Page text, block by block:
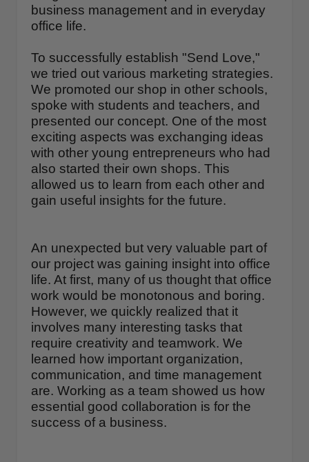
business management and in everyday
office life.
To successfully establish "Send Love,"
we tried out various marketing strategies.
We promoted our shop in other schools,
spoke with students and teachers, and
presented our concept. One of the most
exciting aspects was exchanging ideas
with other young entrepreneurs who had
also started their own shops. This
allowed us to learn from each other and
gain useful insights for the future.
An unexpected but very valuable part of
our project was gaining insight into office
life. At first, many of us thought that office
work would be monotonous and boring.
However, we quickly realized that it
involves many interesting tasks that
require creativity and teamwork. We
learned how important organization,
communication, and time management
are. Working as a team showed us how
essential good collaboration is for the
success of a business.